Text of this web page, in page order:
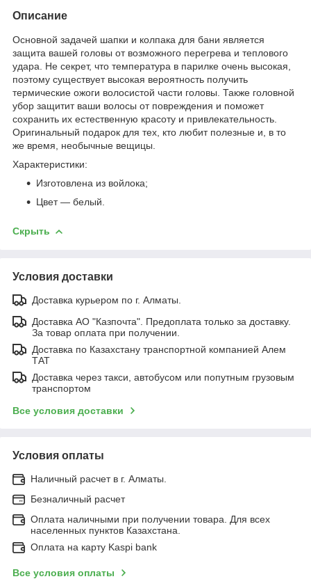
Описание
Основной задачей шапки и колпака для бани является
защита вашей головы от возможного перегрева и теплового
удара. Не секрет, что температура в парилке очень высокая,
поэтому существует высокая вероятность получить
термические ожоги волосистой части головы. Также головной
убор защитит ваши волосы от повреждения и поможет
сохранить их естественную красоту и привлекательность.
Оригинальный подарок для тех, кто любит полезные и, в то
же время, необычные вещицы.
Характеристики:
Изготовлена из войлока;
Цвет ― белый.
Скрыть
Условия доставки
Доставка курьером по г. Алматы.
Доставка АО "Казпочта". Предоплата только за доставку.
За товар оплата при получении.
Доставка по Казахстану транспортной компанией Алем
ТАТ
Доставка через такси, автобусом или попутным грузовым
транспортом
Все условия доставки
Условия оплаты
Наличный расчет в г. Алматы.
Безналичный расчет
Оплата наличными при получении товара. Для всех
населенных пунктов Казахстана.
Оплата на карту Kaspi bank
Все условия оплаты